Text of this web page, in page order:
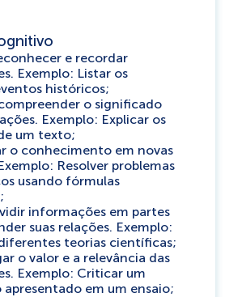
e recordar
Exemplo: Listar os
históricos;
o significado
Exemplo: Explicar os
um texto;
o conhecimento em novas
Resolver problemas
usando fórmulas
informações em partes
suas relações. Exemplo:
teorias científicas;
o valor e a relevância das
Exemplo: Criticar um
em um ensaio;